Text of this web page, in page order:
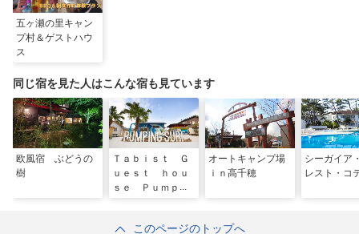
五ヶ瀬の里キャン
プ村＆ゲストハウ
ス
同じ宿を見た人はこんな宿も見ています
欧風宿 ぶどうの
樹
Ｔａｂｉｓｔ Ｇ
ｕｅｓｔ ｈｏｕ
ｓｅ Ｐｕｍｐｉ
オートキャンプ場
ｉｎ高千穂
シーガイア
レスト・コ
このページのトップへ